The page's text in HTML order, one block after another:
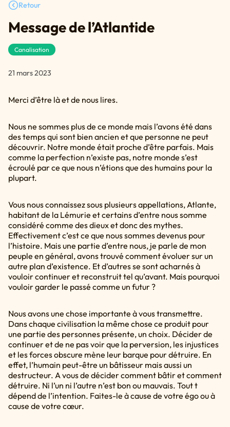
Retour
Message de l’Atlantide
Canalisation
21 mars 2023
Merci d’être là et de nous lires.
Nous ne sommes plus de ce monde mais l’avons été dans
des temps qui sont bien ancien et que personne ne peut
découvrir. Notre monde était proche d’être parfais. Mais
comme la perfection n’existe pas, notre monde s’est
écroulé par ce que nous n’étions que des humains pour la
plupart.
Vous nous connaissez sous plusieurs appellations, Atlante,
habitant de la Lémurie et certains d’entre nous somme
considéré comme des dieux et donc des mythes.
Effectivement c’est ce que nous sommes devenus pour
l’histoire. Mais une partie d’entre nous, je parle de mon
peuple en général, avons trouvé comment évoluer sur un
autre plan d’existence. Et d’autres se sont acharnés à
vouloir continuer et reconstruit tel qu’avant. Mais pourquoi
vouloir garder le passé comme un futur ?
Nous avons une chose importante à vous transmettre.
Dans chaque civilisation la même chose ce produit pour
une partie des personnes présente, un choix. Décider de
continuer et de ne pas voir que la perversion, les injustices
et les forces obscure mène leur barque pour détruire. En
effet, l’humain peut-être un bâtisseur mais aussi un
destructeur. A vous de décider comment bâtir et comment
détruire. Ni l’un ni l’autre n’est bon ou mauvais. Tout t
dépend de l’intention. Faites-le à cause de votre égo ou à
cause de votre cœur.